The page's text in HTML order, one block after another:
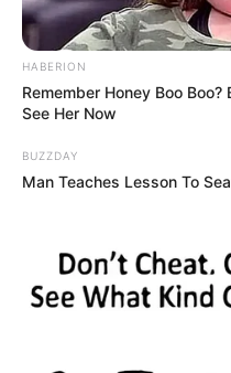
HABERION
Remember Honey Boo
See Her Now
BUZZDAY
Man Teaches Lesson To